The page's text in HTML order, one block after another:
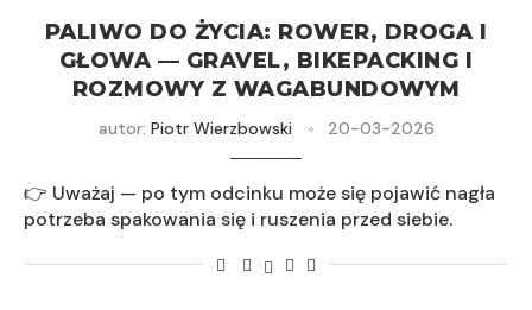
PALIWO DO ŻYCIA: ROWER, DROGA I
GŁOWA — GRAVEL, BIKEPACKING I
ROZMOWY Z WAGABUNDOWYM
autor: Piotr Wierzbowski 20-03-2026
👉 Uważaj — po tym odcinku może się pojawić nagła
potrzeba spakowania się i ruszenia przed siebie.